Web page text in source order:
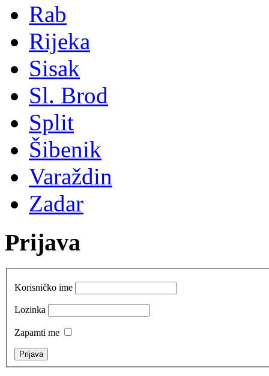
Rab
Rijeka
Sisak
Sl. Brod
Split
Šibenik
Varaždin
Zadar
Prijava
Korisničko ime
Lozinka
Zapamti me